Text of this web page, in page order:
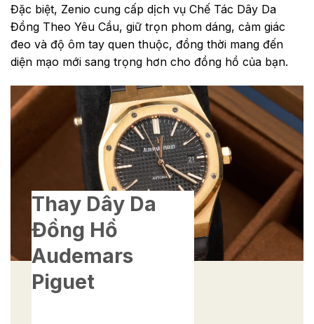
Đặc biệt, Zenio cung cấp dịch vụ Chế Tác Dây Da
Đồng Theo Yêu Cầu, giữ trọn phom dáng, cảm giác
đeo và độ ôm tay quen thuộc, đồng thời mang đến
diện mạo mới sang trọng hơn cho đồng hồ của bạn.
Thay Dây Da
Đồng Hồ
Audemars
Piguet